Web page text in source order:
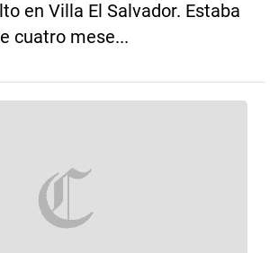
en Villa El Salvador. Estaba
cuatro mese...